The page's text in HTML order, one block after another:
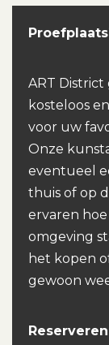
ART
kosteloos
voor uw
Onze
eventueel
thuis of op
ervaren
omgeving
het kopen
gewoon